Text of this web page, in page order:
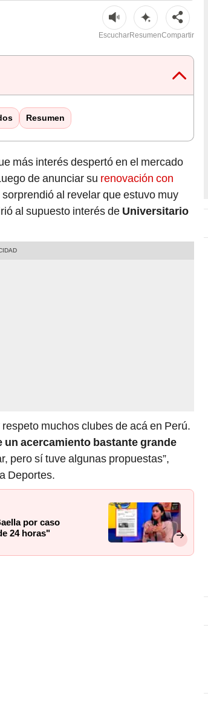
EscucharResumenCompartir
Resumen
más interés despertó en el mercado
de anunciar su renovación con
al revelar que estuvo muy
al supuesto interés de Universitario
muchos clubes de acá en Perú.
un acercamiento bastante grande
pero sí tuve algunas propuestas”,
Deportes.
por caso
24 horas"